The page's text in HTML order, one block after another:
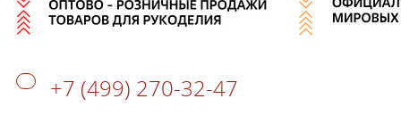
+7 (499) 270-32-47